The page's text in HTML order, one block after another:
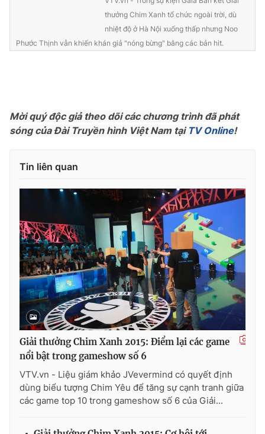
thưởng Chim Xanh tổ chức ngoài trời, dù
nhiệt độ ở Hà Nội xuống thấp nhưng Noo
Phước Thịnh vẫn khiến khán giả "nóng bừng" bằng các bản hit.
Mời quý độc giả theo dõi các chương trình đã phát
sóng của Đài Truyền hình Việt Nam tạiTV Online!
Tin liên quan
Giải thưởng Chim Xanh 2015: Điểm lại các game
nổi bật trong gameshow số 6
VTV.vn - Liệu giám khảo JVevermind có quyết định
dùng biểu tượng Chim Yêu để tăng sự cạnh tranh giữa
các game top 10 trong gameshow số 6 của Giải...